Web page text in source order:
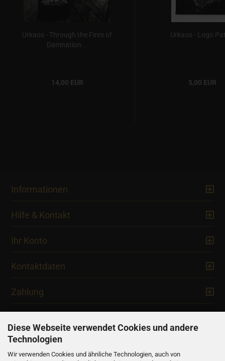
Diese Webseite verwendet Cookies und andere
Technologien
Wir verwenden Cookies und ähnliche Technologien, auch von
Urkaos - Through the Fires of
Damnation...
14,00 EUR
Urkaos - Logo
5,00 EUR
Informationen
Hilfe & Kontakt
Ihr Konto
Kontaktdaten
Zahlung
Newsletter